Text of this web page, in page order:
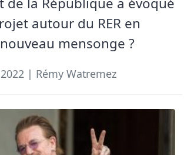
autour du RER en
mensonge ?
| Rémy Watremez